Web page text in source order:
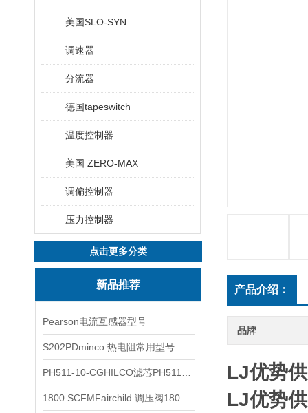
美国SLO-SYN
调速器
分流器
德国tapeswitch
温度控制器
美国 ZERO-MAX
调偏控制器
压力控制器
点击更多分类
新品推荐
Pearson电流互感器型号
S202PDminco 热电阻常用型号
产品介绍：
品牌
LJ优势
LJ优势